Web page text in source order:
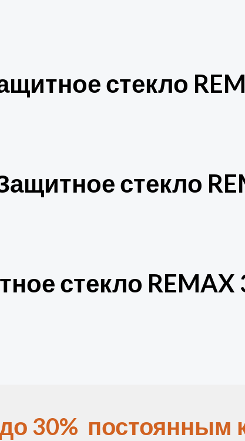
стекло
стекло
стекло REMAX
30% постоянным